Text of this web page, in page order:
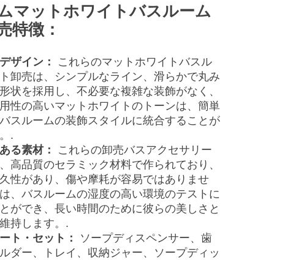
マットホワイトバスルーム
特徴：
ザイン： これらのマットホワイトバスル
卸売は、シンプルなライン、滑らかで丸み
状を採用し、不必要な複雑な装飾がなく、
性の高いマットホワイトのトーンは、簡単
スルームの装飾スタイルに統合することが
.
る素材：
これらの卸売バスアクセサリー
高品質のセラミック材料で作られており、
性があり、傷や摩耗が容易ではありませ
、バスルームの湿度の高い環境のテストに
ができ、長い時間のために彼らの美しさと
持します。.
ト・セット：
ソープディスペンサー、歯
ダー、トレイ、収納ジャー、ソープディッ